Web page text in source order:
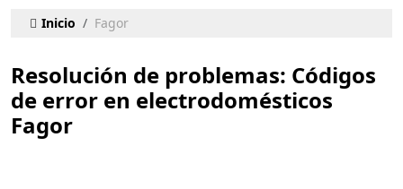
Inicio Fagor
Resolución de problemas: Códigos
de error en electrodomésticos
Fagor